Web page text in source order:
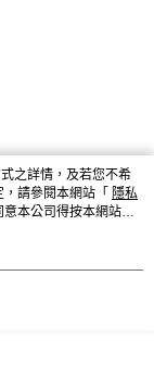
之詳情，及若您不希
請參閱本網站「 隱私
本公司得按本網站使